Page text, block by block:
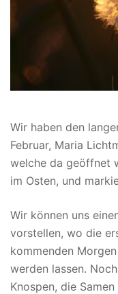
Wir haben den
Februar, Maria
welche da geöffnet
im Osten, und
Wir können uns
vorstellen, wo die
kommenden
werden lassen.
Knospen, die